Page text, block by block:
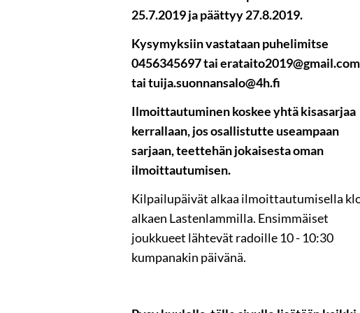
25.7.2019 ja päättyy 27.8.2019.
Kysymyksiin vastataan puhelimitse
0456345697 tai erataito2019@gmail.com
tai tuija.suonnansalo@4h.fi
Ilmoittautuminen koskee yhtä kisasarjaa
kerrallaan, jos osallistutte useampaan
sarjaan, teettehän jokaisesta oman
ilmoittautumisen.
Kilpailupäivät alkaa ilmoittautumisella
alkaen Lastenlammilla. Ensimmäiset
joukkueet lähtevät radoille 10 - 10:30
kumpanakin päivänä.